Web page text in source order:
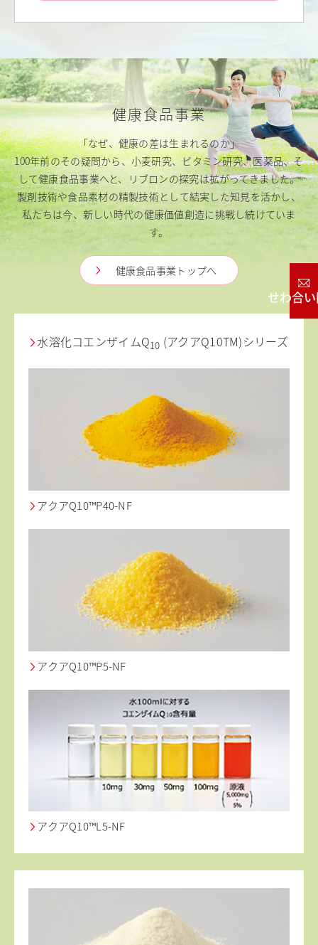
健康食品事業
「なぜ、健康の差は生まれるのか」
100年前のその疑問から、小麦研究、ビタミン研究、医薬品、そ
して健康食品事業へと、リブロンの探究は拡がってきました。
製剤技術や食品素材の精製技術として結実した知見を活かし、
私たちは今、新しい時代の健康価値創造に挑戦し続けていま
す。
健康食品事業トップへ
水溶化コエンザイムQ10 (アクアQ10TM)シリーズ
アクアQ10™P40-NF
アクアQ10™P5-NF
アクアQ10™L5-NF
お問い合わせ